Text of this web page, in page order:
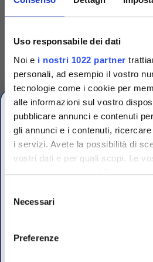
Uso responsabile dei dati
Noi e i nostri 1022 partner
personali, ad esempio il vostro
tecnologie come i cookie per
alle informazioni sul vostro
pubblicare annunci e contenuti
gli annunci e i contenuti,
i servizi. Avete la possibilità di
vostri dati e per quali scopi. Le
privacy sono applicabili solo su
modificare o revocare il proprio
momento dalla Dichiarazione sui
delNecessari
Preferenze
CodiceTRG90001
dischetti
Dispenser singolo in plastica
per espellere uno a uno i
dischetti dalle cartucce.
Accedi Per visualizzare
prezzi e schede tecniche
OFFERTE
Scopri le migliori offerte del